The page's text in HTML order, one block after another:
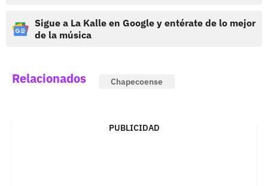
Sigue a La Kalle en Google y entérate de lo mejor
de la música
Relacionados Chapecoense
PUBLICIDAD